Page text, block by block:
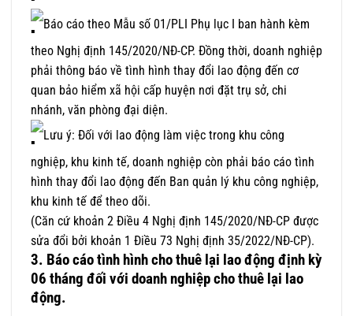
Báo cáo theo Mẫu số 01/PLI Phụ lục I ban hành kèm
theo Nghị định 145/2020/NĐ-CP. Đồng thời, doanh nghiệp
phải thông báo về tình hình thay đổi lao động đến cơ
quan bảo hiểm xã hội cấp huyện nơi đặt trụ sở, chi
nhánh, văn phòng đại diện.
Lưu ý: Đối với lao động làm việc trong khu công
nghiệp, khu kinh tế, doanh nghiệp còn phải báo cáo tình
hình thay đổi lao động đến Ban quản lý khu công nghiệp,
khu kinh tế để theo dõi.
(Căn cứ khoản 2 Điều 4 Nghị định 145/2020/NĐ-CP được
sửa đổi bởi khoản 1 Điều 73 Nghị định 35/2022/NĐ-CP).
3. Báo cáo tình hình cho thuê lại lao động định kỳ
06 tháng đối với doanh nghiệp cho thuê lại lao
động.